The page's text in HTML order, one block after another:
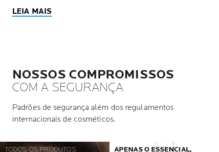
LEIA MAIS
NOSSOS COMPROMISSOS
COM A SEGURANÇA
Padrões de segurança além dos regulamentos
internacionais de cosméticos.
TODOS OS PRODUTOS APENAS O ESSENCIAL,